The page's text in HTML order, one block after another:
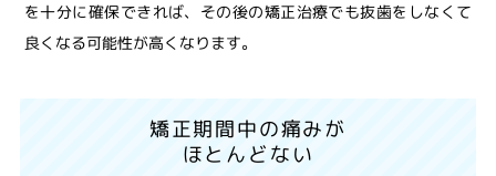
を十分に確保できれば、その後の矯正治療でも抜歯をしなくて
良くなる可能性が高くなります。
矯正期間中の痛みが
ほとんどない